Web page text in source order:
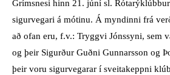
Grímsnesi hinn 21. júní sl.
sigurvegari á mótinu. Á myndinni frá
að ofan eru, f.v.: Tryggvi Jónssyni, sem
og þeir Sigurður Guðni Gunnarsson og
þeir voru sigurvegarar í sveitakeppni